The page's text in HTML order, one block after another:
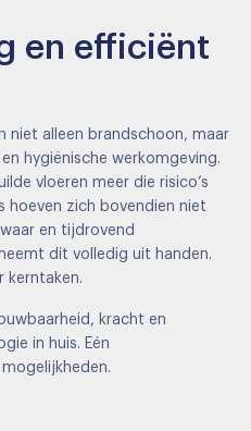
en efficiënt
niet alleen brandschoon, maar
hygiënische werkomgeving.
vloeren meer die risico’s
hoeven zich bovendien niet
en tijdrovend
dit volledig uit handen.
kerntaken.
kracht en
in huis. Eén